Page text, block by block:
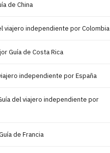
de China
viajero independiente por Colombia
Guía de Costa Rica
independiente por España
del viajero independiente por
de Francia